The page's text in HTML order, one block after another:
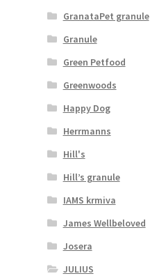
GranataPet granule
Granule
Green Petfood
Greenwoods
Happy Dog
Herrmanns
Hill's
Hill’s granule
IAMS krmiva
James Wellbeloved
Josera
JULIUS